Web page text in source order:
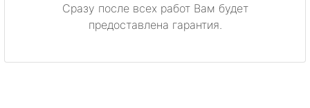
Сразу после всех работ Вам будет
предоставлена гарантия.